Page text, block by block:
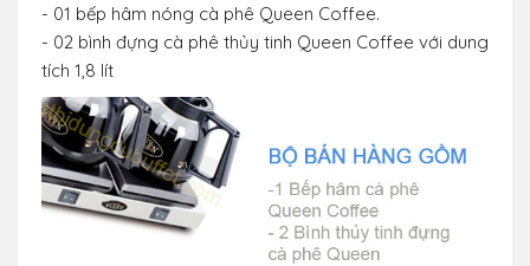
- 01 bếp hâm nóng cà phê Queen Coffee.
- 02 bình đựng cà phê thủy tinh Queen Coffee với dung
tích 1,8 lít